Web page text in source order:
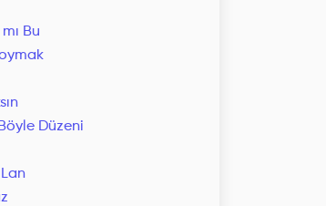
Bu
Düzeni